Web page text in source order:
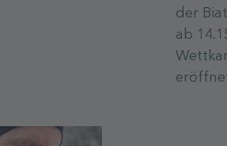
der
ab